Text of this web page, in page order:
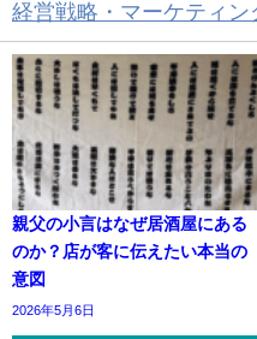
経営戦略・マーケティン
親父の小言はなぜ居酒屋にある
のか？店が客に伝えたい本当の
意図
2026年5月6日